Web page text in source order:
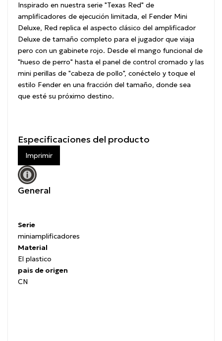
Inspirado en nuestra serie "Texas Red" de
amplificadores de ejecución limitada, el Fender Mini
Deluxe, Red replica el aspecto clásico del amplificador
Deluxe de tamaño completo para el jugador que viaja
pero con un gabinete rojo. Desde el mango funcional de
"hueso de perro" hasta el panel de control cromado y las
mini perillas de "cabeza de pollo", conéctelo y toque el
estilo Fender en una fracción del tamaño, donde sea
que esté su próximo destino.
Especificaciones del producto
Imprimir
General
Serie
miniamplificadores
Material
El plastico
pais de origen
CN